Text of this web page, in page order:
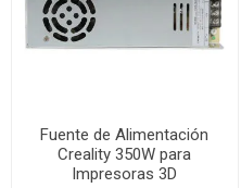
Fuente de Alimentación
Creality 350W para
Impresoras 3D